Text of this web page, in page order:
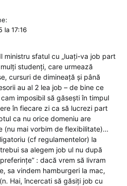
la 17:16
ministru sfatul cu „luați-va job part
studenți, care urmează
cursuri de dimineață și până
au al 2 lea job – de bine ce
imposibil să găsești în timpul
în fiecare zi ca să lucrezi part
ca nu orice domeniu are
(nu mai vorbim de flexibilitate)…
(cf regulamentelor) la
sa alegem job ul nu după
: dacă vrem să livram
sa vindem hamburgeri la mac,
Hai, încercati să găsiți job cu